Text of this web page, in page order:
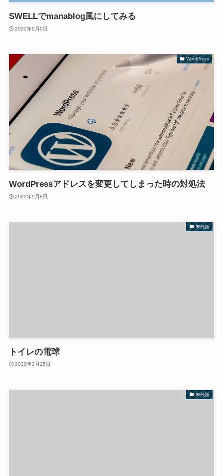
SWELLでmanablog風にしてみる
2022年9月9日
WordPress
WordPressアドレスを変更してしまった時の対処法
2022年9月8日
未分類
トイレの電球
2020年2月25日
未分類